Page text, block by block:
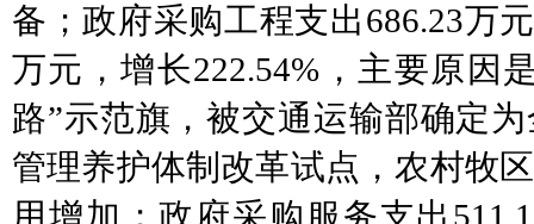
备； 政府采购工程支出686.23万
万元，增长222.54%，主要原因
路”示范旗，被交通运输部确定
管理养护体制改革试点，农村牧
用增加； 政府采购服务支出